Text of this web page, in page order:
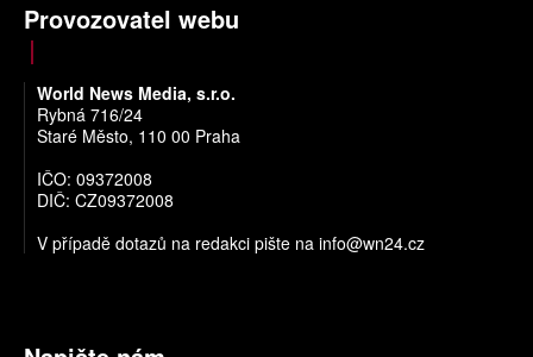
Provozovatel webu
World News Media, s.r.o.
Rybná 716/24
Staré Město, 110 00 Praha
IČO: 09372008
DIČ: CZ09372008
V případě dotazů na redakci pište na info@wn24.cz